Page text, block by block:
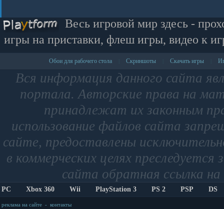
Весь игровой мир здесь -
игры на приставки, флеш игры, видео к
Обои для рабочего стола Скриншоты Скачать игры
Вся информация данного сайта
портала. Авторские права на
принадлежат их законным
использование файлов сайта
сайте, предоставлены
в коммерческих целях
сайта обратная ссылка
PC Xbox 360 Wii PlayStation 3 PS 2 PSP DS
реклама на сайте - контакты